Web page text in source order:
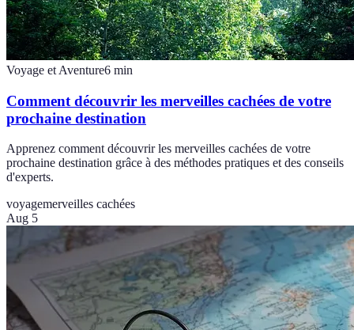
Voyage et Aventure6 min
Comment découvrir les merveilles cachées de votre
prochaine destination
Apprenez comment découvrir les merveilles cachées de votre
prochaine destination grâce à des méthodes pratiques et des conseils
d'experts.
voyagemerveilles cachées
Aug 5